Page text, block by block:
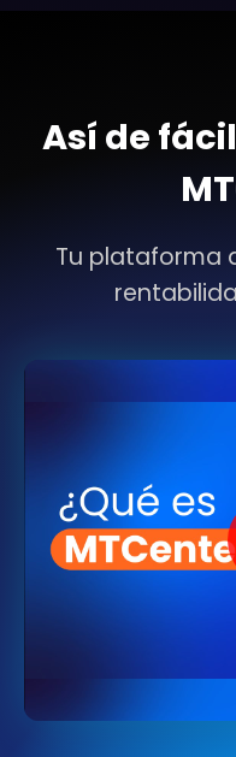
Así de
Tu plataforma